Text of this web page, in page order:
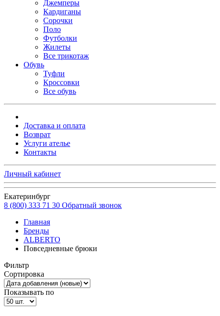
Джемперы
Кардиганы
Сорочки
Поло
Футболки
Жилеты
Все трикотаж
Обувь
Туфли
Кроссовки
Все обувь
Доставка и оплата
Возврат
Услуги ателье
Контакты
Личный кабинет
Екатеринбург
8 (800) 333 71 30 Обратный звонок
Главная
Бренды
ALBERTO
Повседневные брюки
Фильтр
Сортировка
Показывать по